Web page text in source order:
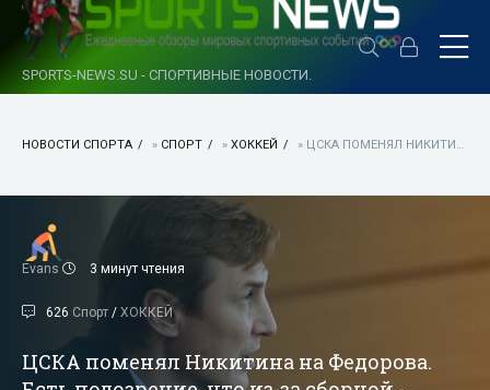
SPORTS-NEWS.SU - СПОРТИВНЫЕ НОВОСТИ.
НОВОСТИ СПОРТА » СПОРТ » ХОККЕЙ » ЦСКА ПОМЕНЯЛ НИКИТИНА НА ФЕДОРОВА. ЕСТЬ ПОДОЗРЕНИЕ, ЧТО ИЗ-ЗА СБОРНОЙ - «ХОККЕЙ»
Evans 3 минут чтения
626 Спорт / ХОККЕЙ
ЦСКА поменял Никитина на Федорова.